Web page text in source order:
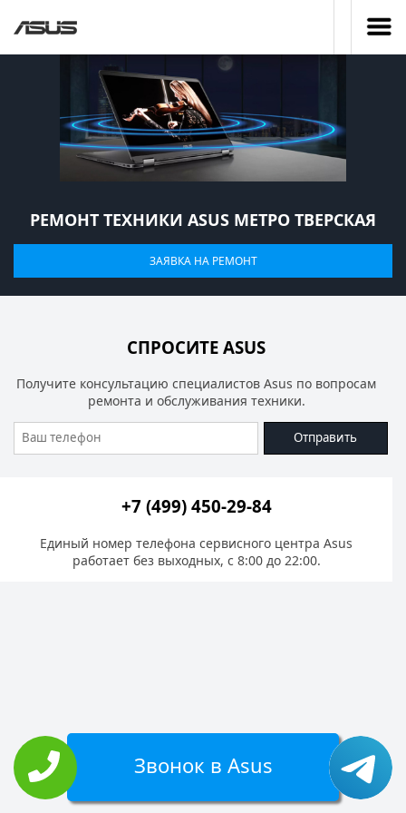
РЕМОНТ ТЕХНИКИ ASUS МЕТРО ТВЕРСКАЯ
ЗАЯВКА НА РЕМОНТ
СПРОСИТЕ ASUS
Получите консультацию специалистов Asus по вопросам
ремонта и обслуживания техники.
Отправить
+7 (499) 450-29-84
Единый номер телефона сервисного центра Asus
работает без выходных, с 8:00 до 22:00.
Звонок в Asus